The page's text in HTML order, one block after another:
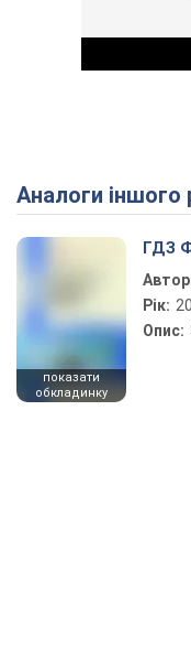
Аналоги
показати
обкладинку
ГДЗ
Рік:
Опис: